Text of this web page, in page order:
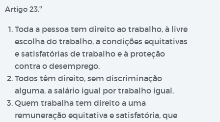
Artigo 23.º
Toda a pessoa tem direito ao trabalho, à livre
escolha do trabalho, a condições equitativas
e satisfatórias de trabalho e à proteção
contra o desemprego.
Todos têm direito, sem discriminação
alguma, a salário igual por trabalho igual.
Quem trabalha tem direito a uma
remuneração equitativa e satisfatória, que